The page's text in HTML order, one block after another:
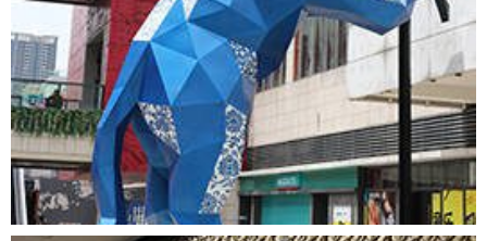
corrosione da parte di mezzi debolmente corrosivi
come aria, vapore e acqua, nonché da mezzi
chimicamente corrosivi come acidi, alcali e sali.
Poiché le sculture in acciaio inossidabile hanno ……